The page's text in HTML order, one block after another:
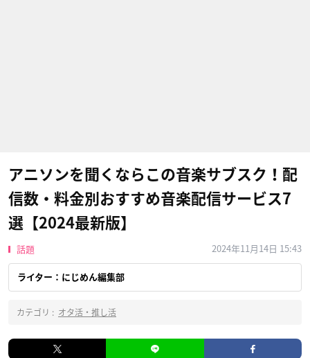
アニソンを聞くならこの音楽サブスク！配
信数・料金別おすすめ音楽配信サービス7
選【2024最新版】
話題 2024年11月14日 15:43
ライター：にじめん編集部
カテゴリ : オタ活・推し活